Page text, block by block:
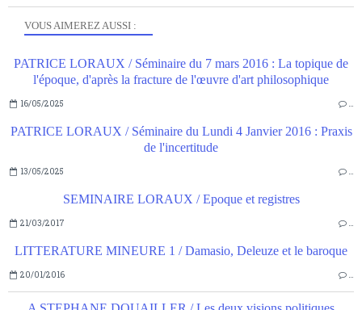
VOUS AIMEREZ AUSSI :
PATRICE LORAUX / Séminaire du 7 mars 2016 : La topique de
l'époque, d'après la fracture de l'œuvre d'art philosophique
16/05/2025 …
PATRICE LORAUX / Séminaire du Lundi 4 Janvier 2016 : Praxis
de l'incertitude
13/05/2025 …
SEMINAIRE LORAUX / Epoque et registres
21/03/2017 …
LITTERATURE MINEURE 1 / Damasio, Deleuze et le baroque
20/01/2016 …